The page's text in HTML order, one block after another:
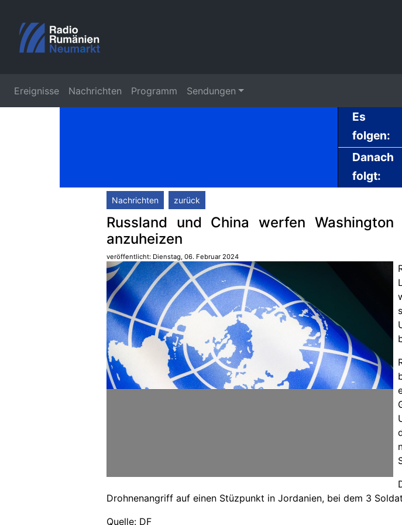
Ereignisse Nachrichten Programm Sendungen
Es
folgen:
Danach
folgt:
Nachrichten zurück
Russland und China werfen
anzuheizen
veröffentlicht: Dienstag, 06. Februar 2024
Drohnenangriff auf einen Stüzpunkt in Jordanien, bei dem 3
Quelle: DF